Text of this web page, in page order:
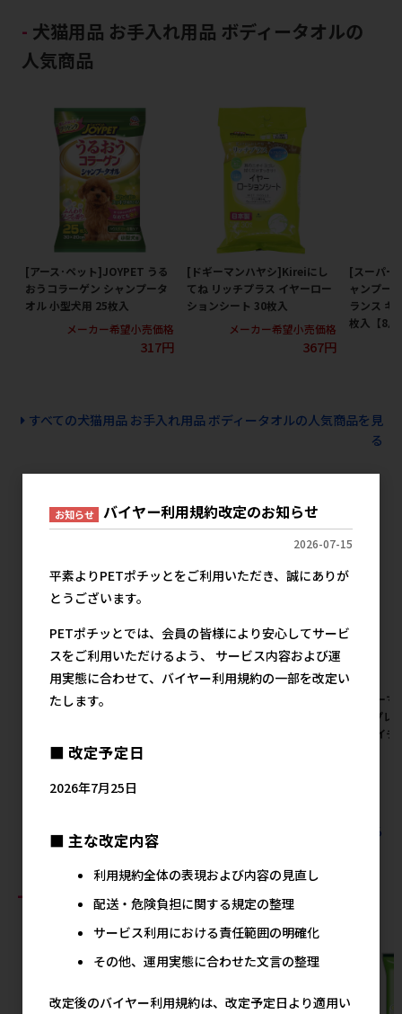
犬猫用品 お手入れ用品 ボディータオルの
人気商品
[アース･ペット]JOYPET うる
おうコラーゲン シャンプータ
オル 小型犬用 25枚入
メーカー希望小売価格
317円
[ドギーマンハヤシ]Kireiにし
てね リッチプラス イヤーロー
ションシート 30枚入
メーカー希望小売価格
367円
[スーパー
ャンプー
ランス キ
枚入【8月
すべての犬猫用品 お手入れ用品 ボディータオルの人気商品を見
る
[ドギーマンハヤシ]絹紗 カッ
上げ前セール】
1,027円
[ドギー
ーブ プ
袋)【イ
すべてのドギーマンハヤシの人気商品を見る
おすすめ商品
お知らせ バイヤー利用規約改定のお知らせ
2026-07-15
平素よりPETポチッとをご利用いただき、誠にありが
とうございます。
PETポチッとでは、会員の皆様により安心してサービ
スをご利用いただけるよう、 サービス内容および運
用実態に合わせて、バイヤー利用規約の一部を改定い
たします。
■ 改定予定日
2026年7月25日
■ 主な改定内容
利用規約全体の表現および内容の見直し
配送・危険負担に関する規定の整理
サービス利用における責任範囲の明確化
その他、運用実態に合わせた文言の整理
改定後のバイヤー利用規約は、改定予定日より適用い